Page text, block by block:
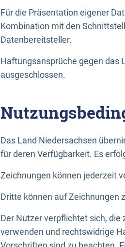
Für die Präsentation eigener
Kombination mit den
Datenbereitsteller.
Haftungsansprüche gegen das
ausgeschlossen.
Das Land Niedersachsen
für deren Verfügbarkeit. Es
Zeichnungen können jederzeit
Dritte können auf Zeichnungen
Der Nutzer verpflichtet sich,
verwenden und rechtswidrige